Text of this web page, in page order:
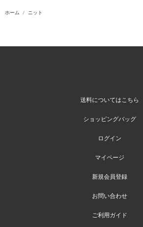
ホーム ニット
送料についてはこちら
ショッピングバッグ
ログイン
マイページ
新規会員登録
お問い合わせ
ご利用ガイド